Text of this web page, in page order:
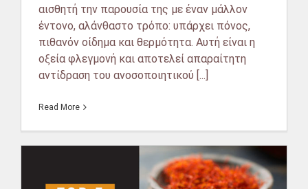
αισθητή την παρουσία της με έναν μάλλον
έντονο, αλάνθαστο τρόπο: υπάρχει πόνος,
πιθανόν οίδημα και θερμότητα. Αυτή είναι η
οξεία φλεγμονή και αποτελεί απαραίτητη
αντίδραση του ανοσοποιητικού [...]
Read More